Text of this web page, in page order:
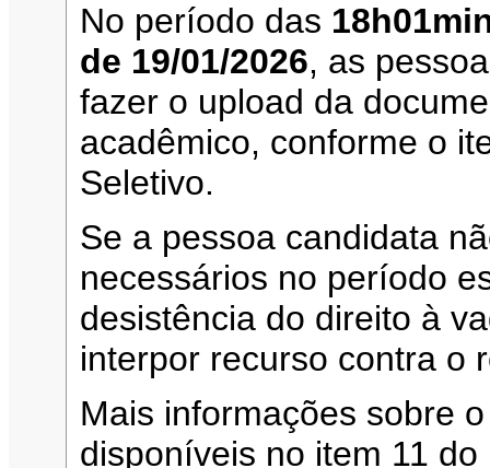
No período das
de 19/01/2026, as
fazer o upload da
acadêmico, conforme o
Seletivo.
Se a pessoa candidata
necessários no período
desistência do direito à
interpor recurso contra o
Mais informações sobre
disponíveis no item 11